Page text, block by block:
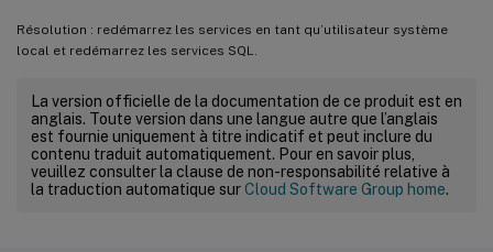
Résolution : redémarrez les services en tant qu’utilisateur système
local et redémarrez les services SQL.
La version officielle de la documentation de ce produit est en
anglais. Toute version dans une langue autre que l’anglais
est fournie uniquement à titre indicatif et peut inclure du
contenu traduit automatiquement. Pour en savoir plus,
veuillez consulter la clause de non-responsabilité relative à
la traduction automatique surCloud Software Group home.